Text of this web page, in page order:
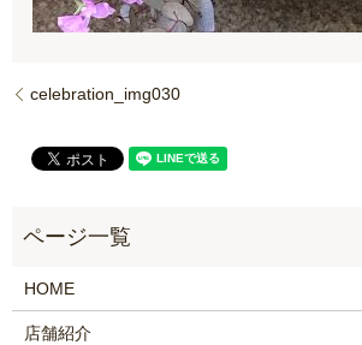
celebration_img030
HOME
店舗紹介